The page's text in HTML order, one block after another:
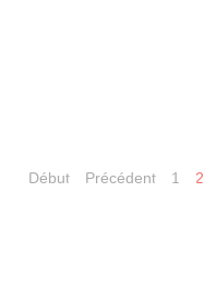
Début Précédent 1 2